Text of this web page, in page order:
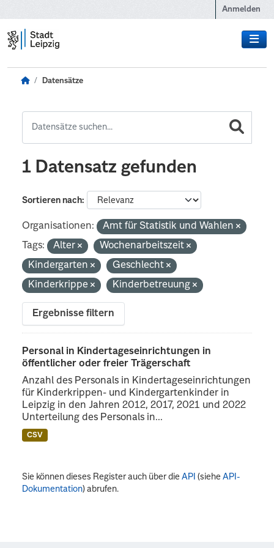
Anmelden
Datensätze
1 Datensatz gefunden
Sortieren nach
Organisationen:
Amt für Statistik und Wahlen
Tags:
Alter
Wochenarbeitszeit
Kindergarten
Geschlecht
Kinderkrippe
Kinderbetreuung
Ergebnisse filtern
Personal in Kindertageseinrichtungen in
öffentlicher oder freier Trägerschaft
Anzahl des Personals in Kindertageseinrichtungen
für Kinderkrippen- und Kindergartenkinder in
Leipzig in den Jahren 2012, 2017, 2021 und 2022
Unterteilung des Personals in...
CSV
Sie können dieses Register auch über dieAPI (sieheAPI-
Dokumentation) abrufen.